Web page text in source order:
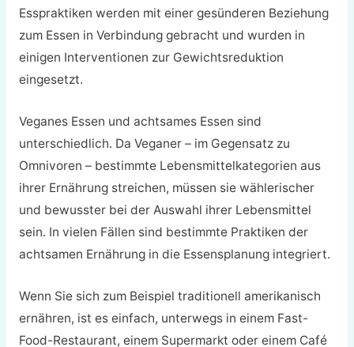
Esspraktiken werden mit einer gesünderen Beziehung
zum Essen in Verbindung gebracht und wurden in
einigen Interventionen zur Gewichtsreduktion
eingesetzt.
Veganes Essen und achtsames Essen sind
unterschiedlich. Da Veganer – im Gegensatz zu
Omnivoren – bestimmte Lebensmittelkategorien aus
ihrer Ernährung streichen, müssen sie wählerischer
und bewusster bei der Auswahl ihrer Lebensmittel
sein. In vielen Fällen sind bestimmte Praktiken der
achtsamen Ernährung in die Essensplanung integriert.
Wenn Sie sich zum Beispiel traditionell amerikanisch
ernähren, ist es einfach, unterwegs in einem Fast-
Food-Restaurant, einem Supermarkt oder einem Café